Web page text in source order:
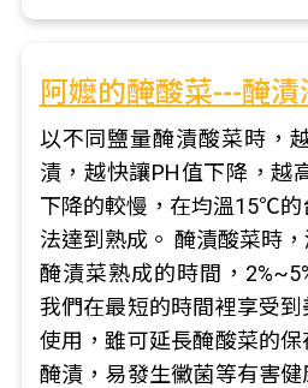
阿嬤的醃酸菜---醃漬
以不同鹽量醃漬酸菜時，
漬，越快讓PH值下降，越
下降的較慢，在均溫15℃的
法達到熟成。 醃漬酸菜時
醃漬菜熟成的時間，
我們在最短的時間裡享受
使用，雖可延長醃酸菜的
醃漬，易發生黴菌等有害